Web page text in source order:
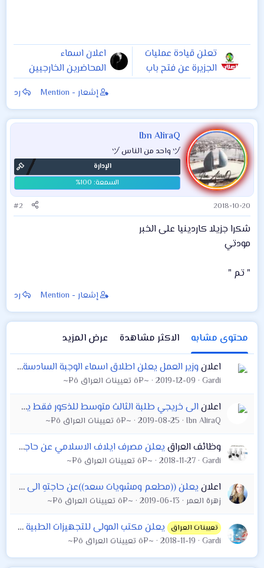
تعلن قيادة عمليات
الجزيرة عن فتح باب
التطوع الى صفوف
سكنة قضاء حديثة
ونواحيها حصراً وفق
الشروط المبينة أدناه
على أن يكون موعد
التقديم
اعلان اسماء
المحاضرين الخارجيين
المقبولين في كلية
الزراعة جامعة ديالى
إشعار - Mention رد
Ibn AliraQ
ヅ واحد من الناس ヅ
الإدارة
2018-10-20
#2
شكرا جزيلا كاردينيا على الخبر
مودتي
" تم "
إشعار - Mention رد
محتوى مشابه الاكثر مشاهدة
عرض المزيد
اعلانوزير العمل يعلن اطلاق اسماء الوجبة السادسة لشهر الاول
Gardi
2019-12-09 ~¤ô تعيينات العراق ô¤~
اعلانالى خريجي طلبة الثالث متوسط للذكور فقط يعلن معهد اعداد مفوضي الشرطة عن فتح باب التقديم للدورة ( التاسعة )
Ibn AliraQ
2019-08-25 ~¤ô تعيينات العراق ô¤~
وظائف العراق يعلن مصرف ايلاف الاسلامي عن حاجته الى معاون مدير فرع كربلاء و الديوانيه
Gardi
2018-11-27 ~¤ô تعيينات العراق ô¤~
اعلان يعلن ((مطعم ومشويات سعد))عن حاجتهِ الى موظفة تعمل كابتن في صالة العوائل.
زهرة العمر 2019-06-13 ~¤ô تعيينات العراق ô¤~
تعيينات العراق يعلن مكتب المولى للتجهيزات الطبية والمختبرية والكائن في( بغداد / باب المعظم
Gardi
2018-11-19 ~¤ô تعيينات العراق ô¤~